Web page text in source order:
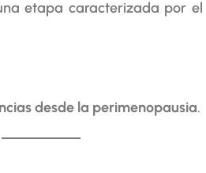
etapa caracterizada por el
desde la perimenopausia.